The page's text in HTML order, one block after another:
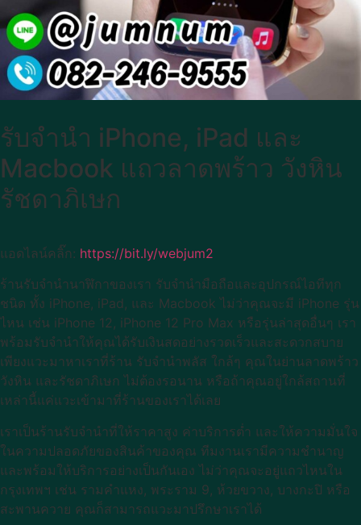
รับจำนำ iPhone, iPad และ
Macbook แถวลาดพร้าว วังหิน
รัชดาภิเษก
แอดไลน์คลิ๊ก: https://bit.ly/webjum2
ร้านรับจำนำนาฬิกาของเรา รับจำนำมือถือและอุปกรณ์ไอทีทุก
ชนิด ทั้ง iPhone, iPad, และ Macbook ไม่ว่าคุณจะมี iPhone รุ่น
ไหน เช่น iPhone 12, iPhone 12 Pro Max หรือรุ่นล่าสุดอื่นๆ เรา
พร้อมรับจำนำให้คุณได้รับเงินสดอย่างรวดเร็วและสะดวกสบาย
เพียงแวะมาหาเราที่ร้าน รับจำนำพลัส ใกล้ๆ คุณในย่านลาดพร้าว
วังหิน และรัชดาภิเษก ไม่ต้องรอนาน หรือถ้าคุณอยู่ใกล้สถานที่
เหล่านี้แค่แวะเข้ามาที่ร้านของเราได้เลย
เราเป็นร้านรับจำนำที่ให้ราคาสูง ค่าบริการต่ำ และให้ความมั่นใจ
ในความปลอดภัยของสินค้าของคุณ ทีมงานเรามีความชำนาญ
และพร้อมให้บริการอย่างเป็นกันเอง ไม่ว่าคุณจะอยู่แถวไหนใน
กรุงเทพฯ เช่น รามคำแหง, พระราม 9, ห้วยขวาง, บางกะปิ หรือ
สะพานควาย คุณก็สามารถแวะมาปรึกษาเราได้